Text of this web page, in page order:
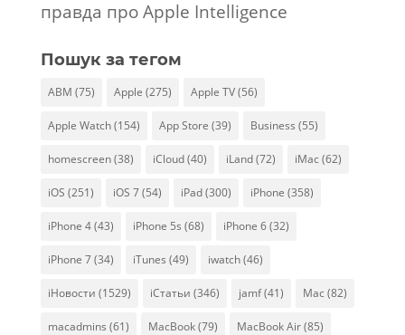
правда про Apple Intelligence
Пошук за тегом
ABM (75) Apple (275) Apple TV(56)
Apple Watch(154) App Store (39) Business (55)
homescreen(38) iCloud(40) iLand(72) iMac (62)
iOS (251) iOS 7(54) iPad(300) iPhone (358)
iPhone 4(43) iPhone 5s (68) iPhone 6(32)
iPhone 7(34) iTunes (49) iwatch(46)
iНовости (1529) iСтатьи (346) jamf(41) Mac (82)
macadmins (61) MacBook(79) MacBook Air(85)